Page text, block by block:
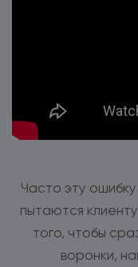
Часто эту
пытаются
того, чтобы
воронки,